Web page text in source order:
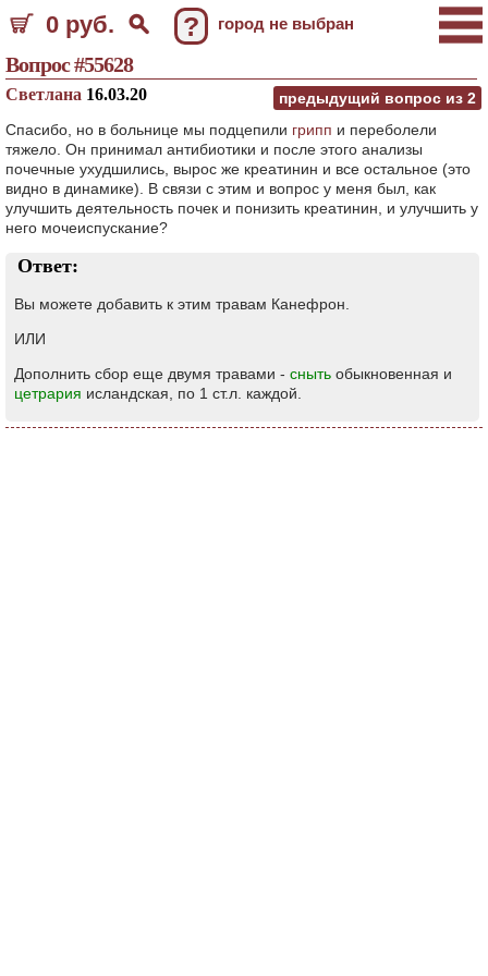
0 руб. ? город не выбран
Вопрос #55628
предыдущий вопрос из 2
Светлана 16.03.20
Спасибо, но в больнице мы подцепили грипп и переболели
тяжело. Он принимал антибиотики и после этого анализы
почечные ухудшились, вырос же креатинин и все остальное (это
видно в динамике). В связи с этим и вопрос у меня был, как
улучшить деятельность почек и понизить креатинин, и улучшить у
него мочеиспускание?
Ответ:
Вы можете добавить к этим травам Канефрон.
ИЛИ
Дополнить сбор еще двумя травами - сныть обыкновенная и
цетрария исландская, по 1 ст.л. каждой.